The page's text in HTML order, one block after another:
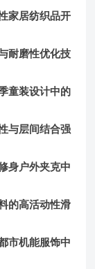
家居纺织品开
耐磨性优化技
童装设计中的
与层间结合强
身户外夹克中
的高活动性滑
市机能服饰中